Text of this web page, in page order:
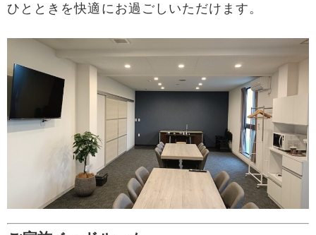
ひとときを快適にお過ごしいただけます。